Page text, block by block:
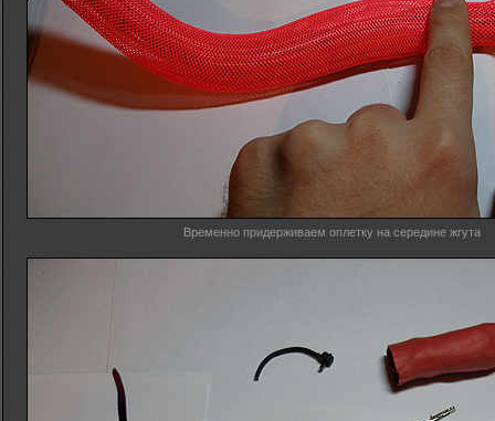
Временно придерживаем оплетку на середине жгута